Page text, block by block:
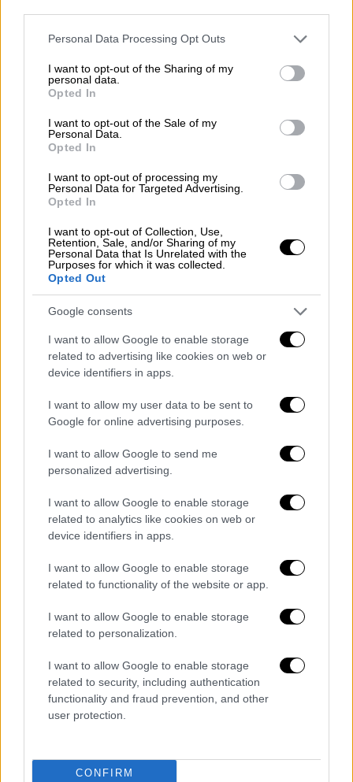
Please note that this website/app uses one or more Google
not limited to your visit or usage behaviour. You may click to
grant or deny consent to Google and its third-party tags to
use your data for below specified purposes in below Google
consent section.
Personal Data Processing Opt Outs
I want to opt-out of the Sharing of my
personal data.
Opted In
I want to opt-out of the Sale of my
Personal Data.
Opted In
I want to opt-out of processing my
Personal Data for Targeted Advertising.
Opted In
I want to opt-out of Collection, Use,
Retention, Sale, and/or Sharing of my
Personal Data that Is Unrelated with the
Purposes for which it was collected.
Opted Out
Google consents
I want to allow Google to enable storage
related to advertising like cookies on web or
device identifiers in apps.
I want to allow my user data to be sent to
Google for online advertising purposes.
I want to allow Google to send me
personalized advertising.
I want to allow Google to enable storage
related to analytics like cookies on web or
device identifiers in apps.
I want to allow Google to enable storage
related to functionality of the website or app.
I want to allow Google to enable storage
related to personalization.
I want to allow Google to enable storage
related to security, including authentication
functionality and fraud prevention, and other
user protection.
CONFIRM
πρόβατο πωλήθηκε σε δημοπρασία έναντι
408.000 ευρώ!
Όπως αναφέρει η Daily Mail, το «
Diamond», όπως είναι το όνομα του
προβάτου, αγοράσθηκε σε δημοπρασία στη
Σκωτία από κτηνοτρόφους, στην
εξωφρενική τιμή των 365.000 λιρών
(περίπου 408.000 ευρώ), ενώ τιμή άνω
δημοπρασία ακόμη 18 προβατάκια.
Αν αναρωτιέστε τι το ιδιαίτερο έχει
το Double Diamond, ώστε να αξίζει τόσες
χιλιάδες ευρώ, η απάντηση είναι πως
από τη νήσο Τέξελ της
Ολλανδίας, που είναιη δημοφιλέστερη στη
Βρετανία λόγω της ποιότητας του κρέατος
Η μέση τιμή προβάτων στη Βρετανία
πολύ μεγαλύτερη η τιμή εκείνων που
ανήκουν στις εκλεκτές ράτσες που